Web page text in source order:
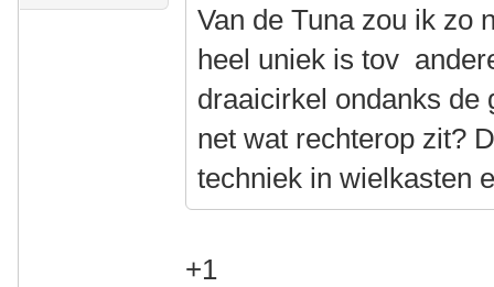
Van de Tuna zou ik zo
heel uniek is tov
draaicirkel ondanks de
net wat rechterop zit?
techniek in wielkasten
+1